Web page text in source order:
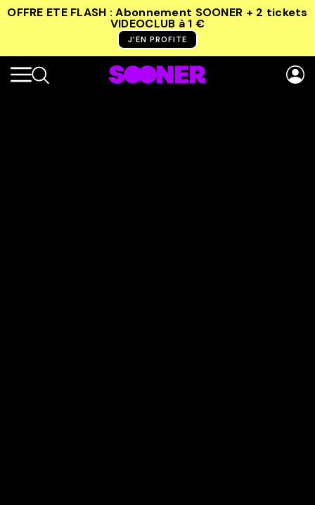
OFFRE ETE FLASH : Abonnement SOONER + 2 tickets
VIDEOCLUB à 1 €
J’EN PROFITE